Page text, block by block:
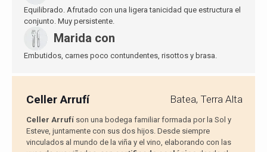
Equilibrado. Afrutado con una ligera tanicidad que estructura el
conjunto. Muy persistente.
Marida con
Embutidos, carnes poco contundentes, risottos y brasa.
Celler Arrufí Batea, Terra Alta
Celler Arrufíson una bodega familiar formada por la Sol y
Esteve, juntamente con sus dos hijos. Desde siempre
vinculados al mundo de la viña y el vino, elaborando con las